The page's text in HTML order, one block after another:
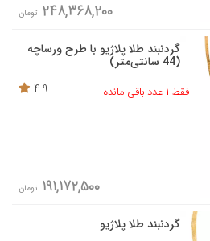
248,368,200 تومان
گردنبند طلا پلاژیو با طرح ورساچه
(44 سانتی‌متر)
فقط 1 عدد باقی مانده
4.9
191,172,500 تومان
گردنبند طلا پلاژیو